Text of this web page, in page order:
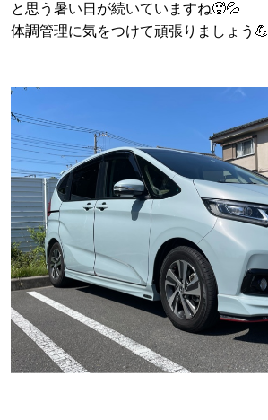
と思う暑い日が続いていますね🥵💦
体調管理に気をつけて頑張りましょう💪